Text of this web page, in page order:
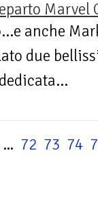
Marvel
anche
due
... 72 73 74